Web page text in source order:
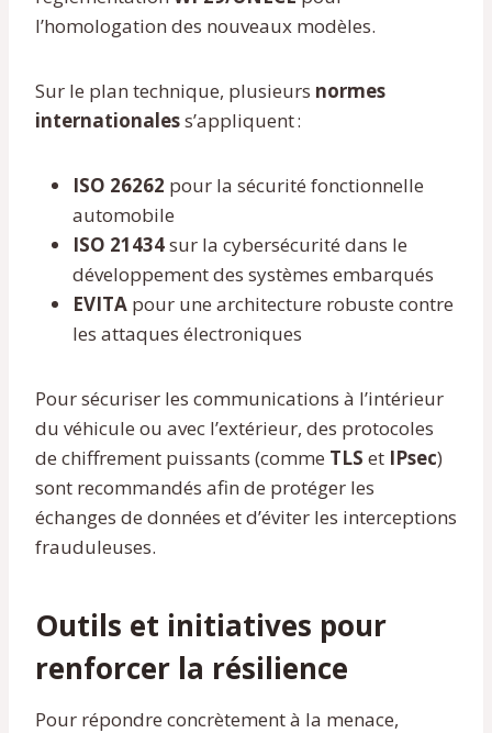
l’homologation des nouveaux modèles.
Sur le plan technique, plusieurs normes
internationaless’appliquent :
ISO 26262 pour la sécurité fonctionnelle
automobile
ISO 21434sur la cybersécurité dans le
développement des systèmes embarqués
EVITA pour une architecture robuste contre
les attaques électroniques
Pour sécuriser les communications à l’intérieur
du véhicule ou avec l’extérieur, des protocoles
de chiffrement puissants (comme TLS et IPsec)
sont recommandés afin de protéger les
échanges de données et d’éviter les interceptions
frauduleuses.
Outils et initiatives pour
renforcer la résilience
Pour répondre concrètement à la menace,